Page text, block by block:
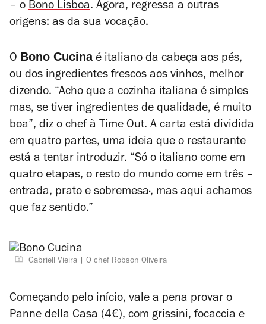
– o Bono Lisboa. Agora, regressa a outras
origens: as da sua vocação.
O Bono Cucinaé italiano da cabeça aos pés,
ou dos ingredientes frescos aos vinhos, melhor
dizendo. “Acho que a cozinha italiana é simples
mas, se tiver ingredientes de qualidade, é muito
boa”, diz o chef à Time Out. A carta está dividida
em quatro partes, uma ideia que o restaurante
está a tentar introduzir. “Só o italiano come em
quatro etapas, o resto do mundo come em três –
entrada, prato e sobremesa·, mas aqui achamos
que faz sentido.”
Gabriell Vieira O chef Robson Oliveira
Começando pelo início, vale a pena provar o
Panne della Casa (4€), com grissini, focaccia e